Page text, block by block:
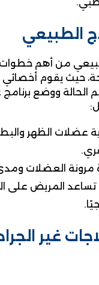
الطبيعي
من أهم
حيث يقوم أخصائي
الحالة ووضع
عضلات الظهر
مرونة العضلات
تساعد المريض على
غير